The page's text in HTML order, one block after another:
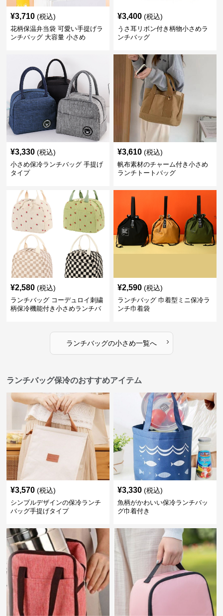
¥3,710 (税込)
花柄保温弁当袋 可愛い手提げラ
ンチバッグ 大容量 小さめ
¥3,400 (税込)
うさ耳リボン付き柄物小さめラ
ンチバッグ
¥3,330 (税込)
小さめ保冷ランチバッグ 手提げ
タイプ
¥3,610 (税込)
帆布素材のチャーム付き小さめ
ランチトートバッグ
¥2,580 (税込)
ランチバッグ コーデュロイ刺繍
柄保冷機能付き小さめランチバ
¥2,590 (税込)
ランチバッグ 巾着型ミニ保冷ラ
ンチ巾着袋
ランチバッグの小さめ一覧へ ›
ランチバッグ保冷のおすすめアイテム
¥3,570 (税込)
シンプルデザインの保冷ランチ
バッグ手提げタイプ
¥3,330 (税込)
魚柄がかわいい保冷ランチバッ
グ巾着付き